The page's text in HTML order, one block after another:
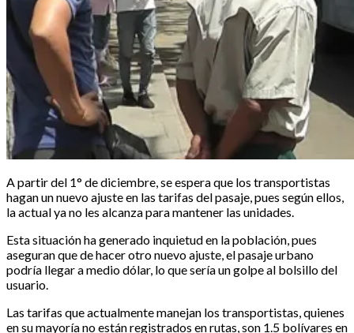
A partir del 1° de diciembre, se espera que los transportistas
hagan un nuevo ajuste en las tarifas del pasaje, pues según ellos,
la actual ya no les alcanza para mantener las unidades.
Esta situación ha generado inquietud en la población, pues
aseguran que de hacer otro nuevo ajuste, el pasaje urbano
podría llegar a medio dólar, lo que sería un golpe al bolsillo del
usuario.
Las tarifas que actualmente manejan los transportistas, quienes
en su mayoría no están registrados en rutas, son 1.5 bolívares en